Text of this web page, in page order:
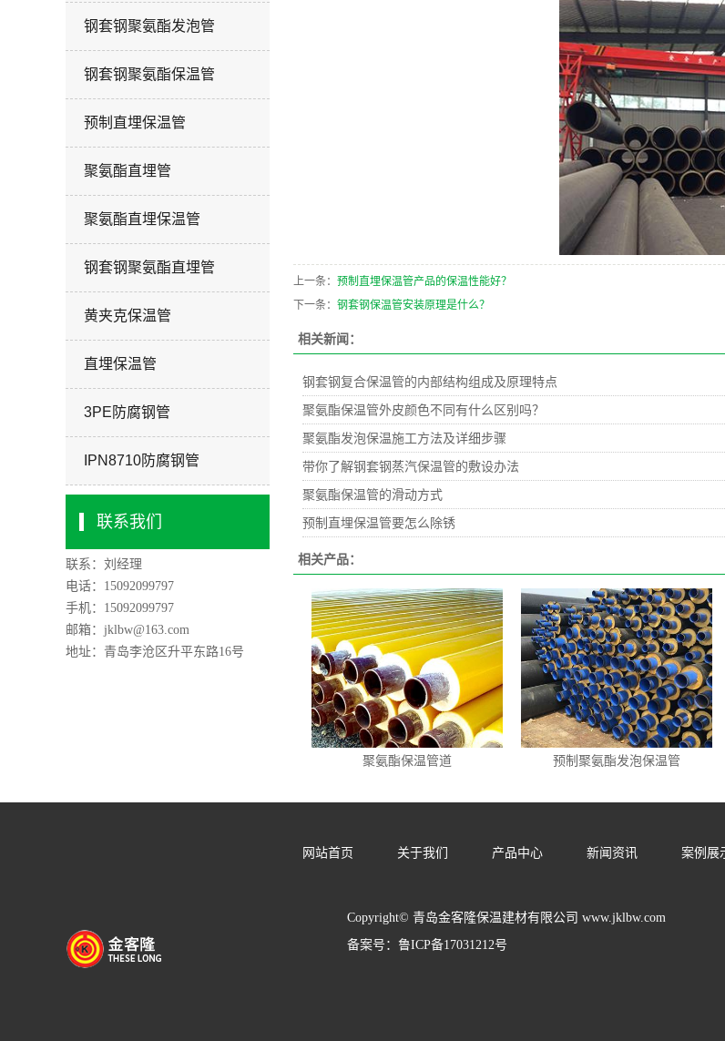
钢套钢聚氨酯发泡管
钢套钢聚氨酯保温管
预制直埋保温管
聚氨酯直埋管
聚氨酯直埋保温管
钢套钢聚氨酯直埋管
黄夹克保温管
直埋保温管
3PE防腐钢管
IPN8710防腐钢管
联系我们
联系：刘经理
电话：15092099797
手机：15092099797
邮箱：jklbw@163.com
地址：青岛李沧区升平东路16号
上一条： 预制直埋保温管产品的保温性能好？
下一条： 钢套钢保温管安装原理是什么？
相关新闻：
钢套钢复合保温管的内部结构组成及原理特点
聚氨酯保温管外皮颜色不同有什么区别吗？
聚氨酯发泡保温施工方法及详细步骤
带你了解钢套钢蒸汽保温管的敷设办法
聚氨酯保温管的滑动方式
预制直埋保温管要怎么除锈
相关产品：
聚氨酯保温管道 预制聚氨酯发泡保温管
网站首页 关于我们 产品中心 新闻资讯 案例展
Copyright© 青岛金客隆保温建材有限公司 www.jklbw.com
备案号： 鲁ICP备17031212号